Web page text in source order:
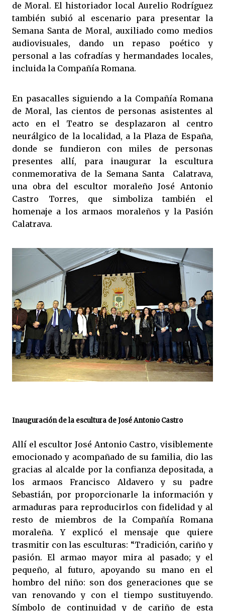
de Moral. El historiador local Aurelio Rodríguez
también subió al escenario para presentar la
Semana Santa de Moral, auxiliado como medios
audiovisuales, dando un repaso poético y
personal a las cofradías y hermandades locales,
incluida la Compañía Romana.
En pasacalles siguiendo a la Compañía Romana
de Moral, las cientos de personas asistentes al
acto en el Teatro se desplazaron al centro
neurálgico de la localidad, a la Plaza de España,
donde se fundieron con miles de personas
presentes allí, para inaugurar la escultura
conmemorativa de la Semana Santa Calatrava,
una obra del escultor moraleño José Antonio
Castro Torres, que simboliza también el
homenaje a los armaos moraleños y la Pasión
Calatrava.
Inauguración de la escultura de José Antonio Castro
Allí el escultor José Antonio Castro, visiblemente
emocionado y acompañado de su familia, dio las
gracias al alcalde por la confianza depositada, a
los armaos Francisco Aldavero y su padre
Sebastián, por proporcionarle la información y
armaduras para reproducirlos con fidelidad y al
resto de miembros de la Compañía Romana
moraleña. Y explicó el mensaje que quiere
trasmitir con las esculturas: “Tradición, cariño y
pasión. El armao mayor mira al pasado; y el
pequeño, al futuro, apoyando su mano en el
hombro del niño: son dos generaciones que se
van renovando y con el tiempo sustituyendo.
Símbolo de continuidad y de cariño de esta